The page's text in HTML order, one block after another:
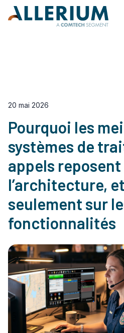
20 mai 2026
Pourquoi les
systèmes de
appels
l’architecture,
seulement sur
fonctionnalités